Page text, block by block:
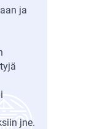
ja
jne.